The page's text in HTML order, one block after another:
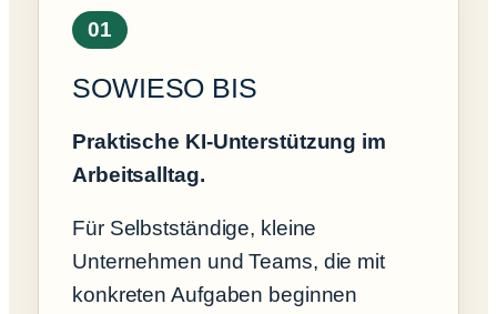
01
SOWIESO BIS
Praktische KI-Unterstützung im
Arbeitsalltag.
Für Selbstständige, kleine
Unternehmen und Teams, die mit
konkreten Aufgaben beginnen